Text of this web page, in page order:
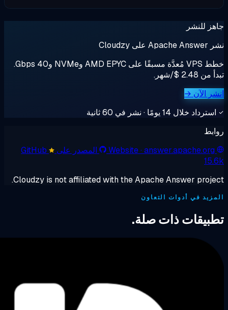
خطط VPS مُعدَّة مسبقًا على AMD EPYC وNVMe و40 Gbps.
→
في 60 ثانية
Website· المصدر على GitHub
Cloudzy is not affiliated with the Apache
التعاون
ذات صلة.